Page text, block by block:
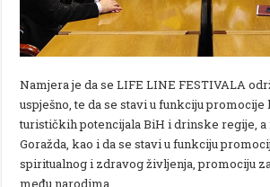
Namjera je da se LIFE LINE FESTIVALA
uspješno, te da se stavi u funkciju
turističkih potencijala BiH i drinske regije, a
Goražda, kao i da se stavi u funkciju
spiritualnog i zdravog življenja, promociju
među narodima.